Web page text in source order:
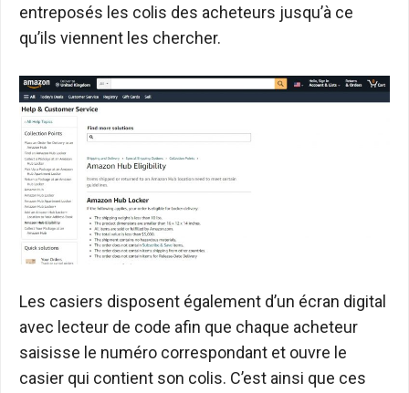
entreposés les colis des acheteurs jusqu’à ce
qu’ils viennent les chercher.
Les casiers disposent également d’un écran digital
avec lecteur de code afin que chaque acheteur
saisisse le numéro correspondant et ouvre le
casier qui contient son colis. C’est ainsi que ces